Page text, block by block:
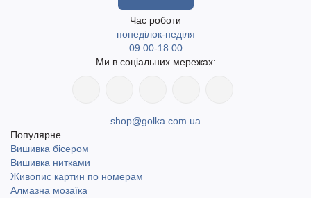
Час роботи
понеділок-неділя
09:00-18:00
Ми в соціальних мережах:
shop@golka.com.ua
Популярне
Вишивка бісером
Вишивка нитками
Живопис картин по номерам
Алмазна мозаїка